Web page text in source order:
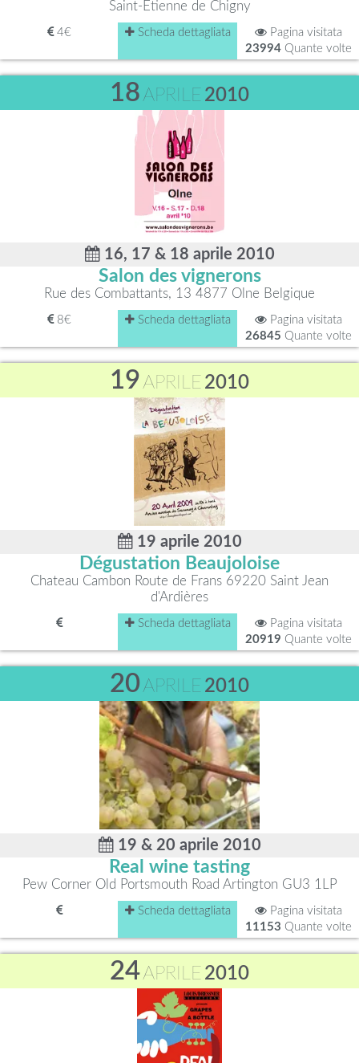
Saint-Etienne de Chigny
4€ Scheda dettagliata
Pagina visitata
23994Quante volte
18APRILE 2010
16, 17 & 18 aprile 2010
Salon des vignerons
Rue des Combattants, 13 4877 Olne Belgique
8€ Scheda dettagliata
Pagina visitata
26845 Quante volte
19APRILE 2010
19 aprile 2010
Dégustation Beaujoloise
Chateau Cambon Route de Frans 69220 Saint Jean
d'Ardières
Scheda dettagliata
Pagina visitata
20919 Quante volte
20APRILE 2010
19 & 20 aprile 2010
Real wine tasting
Pew Corner Old Portsmouth Road Artington GU3 1LP
Scheda dettagliata
Pagina visitata
11153 Quante volte
24APRILE 2010